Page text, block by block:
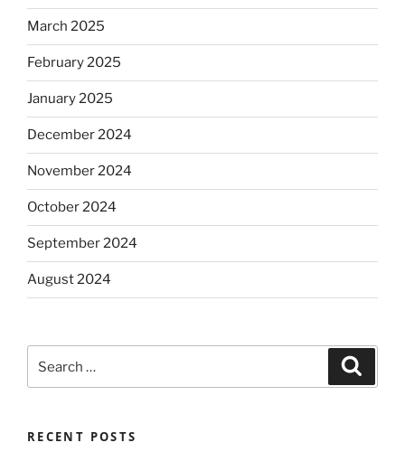
March 2025
February 2025
January 2025
December 2024
November 2024
October 2024
September 2024
August 2024
for:
RECENT POSTS